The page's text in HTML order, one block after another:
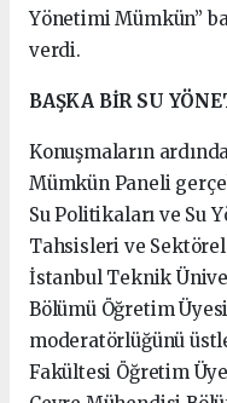
Yönetimi Mümkün”
verdi.
BAŞKA BİR SU
Konuşmaların
Mümkün Paneli
Su Politikaları ve Su
Tahsisleri ve
İstanbul Teknik
Bölümü Öğretim
moderatörlüğünü
Fakültesi Öğretim